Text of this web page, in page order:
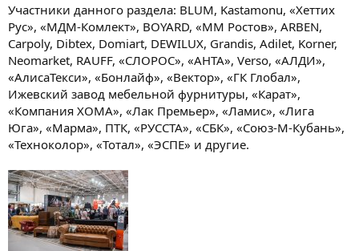
Участники данного раздела: BLUM, Kastamonu, «Хеттих
Рус», «МДМ-Комлект», BOYARD, «ММ Ростов», ARBEN,
Carpoly, Dibtex, Domiart, DEWILUX, Grandis, Adilet, Korner,
Neomarket, RAUFF, «СЛОРОС», «АНТА», Verso, «АЛДИ»,
«АлисаТекси», «Бонлайф», «Вектор», «ГК Глобал»,
Ижевский завод мебельной фурнитуры, «Карат»,
«Компания ХОМА», «Лак Премьер», «Ламис», «Лига
Юга», «Марма», ПТК, «РУССТА», «СБК», «Союз-М-Кубань»,
«Техноколор», «Тотал», «ЭСПЕ» и другие.